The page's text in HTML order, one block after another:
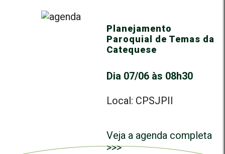
Planejamento
Paroquial de Temas da
Catequese
Dia 07/06 às 08h30
Local: CPSJPII
Veja a agenda completa
>>>